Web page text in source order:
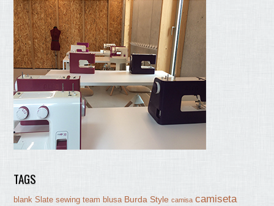
TAGS
blank Slate sewing team blusa Burda Style camisa camiseta